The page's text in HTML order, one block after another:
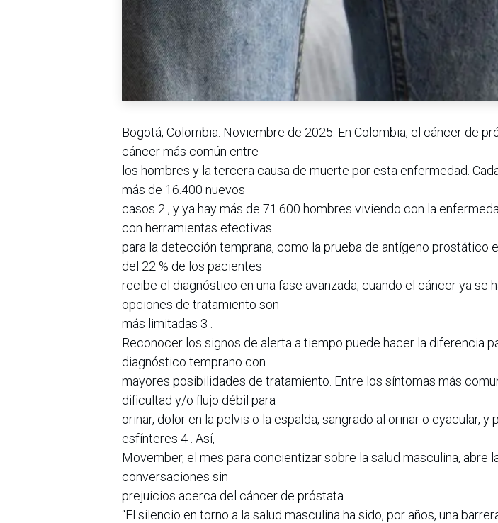
Bogotá, Colombia. Noviembre de 2025. En Colombia, el cáncer de
cáncer más común entre
los hombres y la tercera causa de muerte por esta enfermedad.
más de 16.400 nuevos
casos 2 , y ya hay más de 71.600 hombres viviendo con la
con herramientas efectivas
para la detección temprana, como la prueba de antígeno prostático
del 22 % de los pacientes
recibe el diagnóstico en una fase avanzada, cuando el cáncer ya se
opciones de tratamiento son
más limitadas 3 .
Reconocer los signos de alerta a tiempo puede hacer la diferencia
diagnóstico temprano con
mayores posibilidades de tratamiento. Entre los síntomas más
dificultad y/o flujo débil para
orinar, dolor en la pelvis o la espalda, sangrado al orinar o eyacular,
esfínteres 4 . Así,
Movember, el mes para concientizar sobre la salud masculina, abre
conversaciones sin
prejuicios acerca del cáncer de próstata.
“El silencio en torno a la salud masculina ha sido, por años, una